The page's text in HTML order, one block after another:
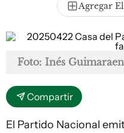
Agregar
Foto: Inés
Compartir
El Partido Nacional